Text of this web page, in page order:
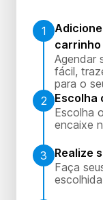
1
carrinho
Agendar
fácil,
para o
2
Escolha
Escolha
encaixe
3
Realize
Faça
escolhida